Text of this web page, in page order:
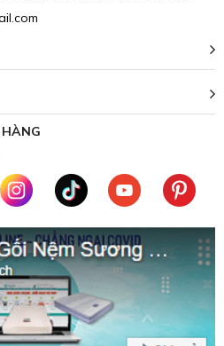
Tri Phương, phường
phường Hòa Khánh, TP.
Quốc Dụng, phường Sơn